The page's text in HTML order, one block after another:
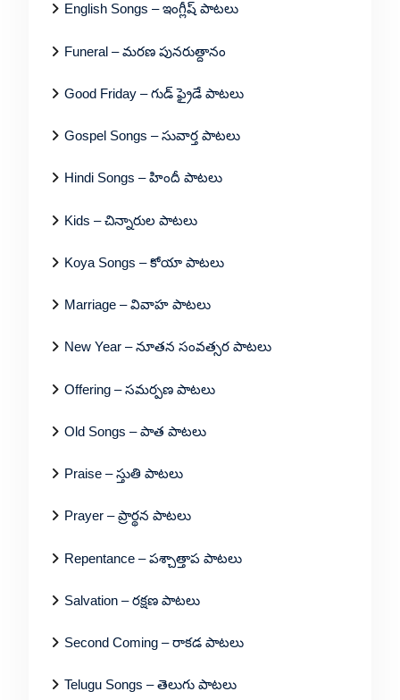
English Songs – ఇంగ్లీష్ పాటలు
Funeral – మరణ పునరుత్దానం
Good Friday – గుడ్ ఫ్రైడే పాటలు
Gospel Songs – సువార్త పాటలు
Hindi Songs – హిందీ పాటలు
Kids – చిన్నారుల పాటలు
Koya Songs – కోయా పాటలు
Marriage – వివాహ పాటలు
New Year – నూతన సంవత్సర పాటలు
Offering – సమర్పణ పాటలు
Old Songs – పాత పాటలు
Praise – స్తుతి పాటలు
Prayer – ప్రార్థన పాటలు
Repentance – పశ్చాత్తాప పాటలు
Salvation – రక్షణ పాటలు
Second Coming – రాకడ పాటలు
Telugu Songs – తెలుగు పాటలు